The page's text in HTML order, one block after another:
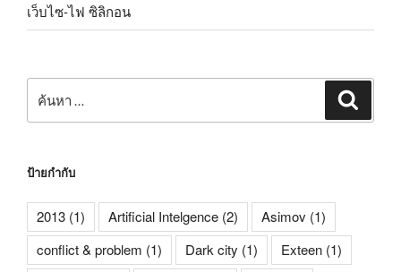
เว็บไซ-ไฟ ซิลิกอน
ป้ายกำกับ
2013 (1) Artificial Intelgence (2) Asimov (1)
conflict & problem (1) Dark city (1) Exteen (1)